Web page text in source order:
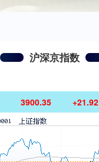
沪深京指数
3900.35 +21.92